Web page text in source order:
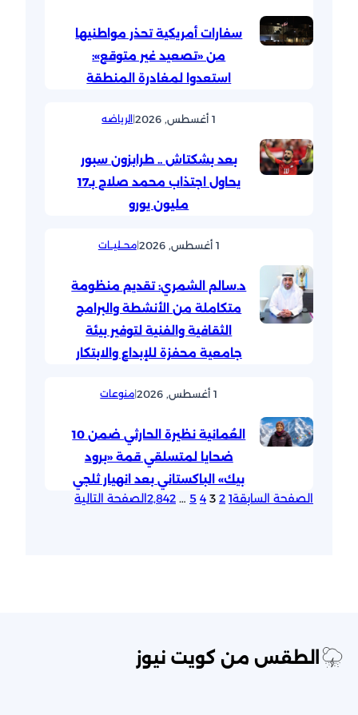
سفارات أمريكية تحذر مواطنيها
من «تصعيد غير متوقع»:
استعدوا لمغادرة المنطقة
1 أغسطس, 2026 |الرياضه
بعد بشكتاش .. طرابزون سبور
يحاول اجتذاب محمد صلاح بـ17
مليون يورو
1 أغسطس, 2026 |محــليــات
د.سالم الشمري: تقديم منظومة
متكاملة من الأنشطة والبرامج
الثقافية والفنية لتوفير بيئة
جامعية محفزة للإبداع والابتكار
1 أغسطس, 2026 |منوعات
العُمانية نظيرة الحارثي ضمن 10
ضحايا لمتسلقي قمة «برود
بيك» الباكستاني بعد انهيار ثلجي
الصفحة السابقة1
2
3
4
5
… 2٬842 الصفحة التالية
الطقس من كويت نيوز